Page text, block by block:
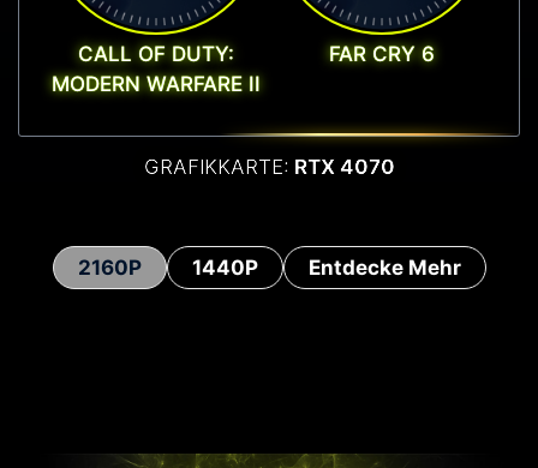
CALL OF DUTY:
MODERN WARFARE II
FAR CRY 6
GRAFIKKARTE:RTX 4070